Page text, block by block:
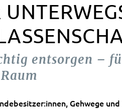
entsorgen –
Gehwege